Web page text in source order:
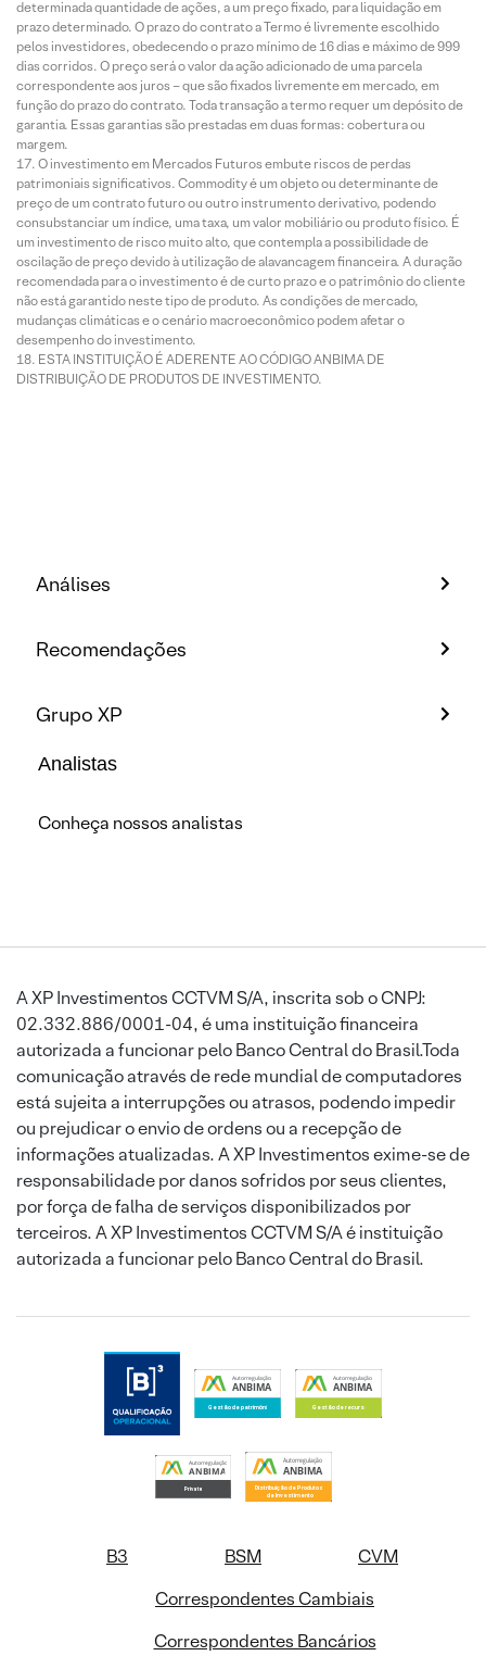
determinada quantidade de ações, a um preço fixado, para liquidação em
prazo determinado. O prazo do contrato a Termo é livremente escolhido
pelos investidores, obedecendo o prazo mínimo de 16 dias e máximo de 999
dias corridos. O preço será o valor da ação adicionado de uma parcela
correspondente aos juros – que são fixados livremente em mercado, em
função do prazo do contrato. Toda transação a termo requer um depósito de
garantia. Essas garantias são prestadas em duas formas: cobertura ou
margem.
O investimento em Mercados Futuros embute riscos de perdas
patrimoniais significativos. Commodity é um objeto ou determinante de
preço de um contrato futuro ou outro instrumento derivativo, podendo
consubstanciar um índice, uma taxa, um valor mobiliário ou produto físico. É
um investimento de risco muito alto, que contempla a possibilidade de
oscilação de preço devido à utilização de alavancagem financeira. A duração
recomendada para o investimento é de curto prazo e o patrimônio do cliente
não está garantido neste tipo de produto. As condições de mercado,
mudanças climáticas e o cenário macroeconômico podem afetar o
desempenho do investimento.
ESTA INSTITUIÇÃO É ADERENTE AO CÓDIGO ANBIMA DE
DISTRIBUIÇÃO DE PRODUTOS DE INVESTIMENTO.
Análises
Recomendações
Grupo XP
Analistas
Conheça nossos analistas
A XP Investimentos CCTVM S/A, inscrita sob o CNPJ:
02.332.886/0001-04, é uma instituição financeira
autorizada a funcionar pelo Banco Central do Brasil.Toda
comunicação através de rede mundial de computadores
está sujeita a interrupções ou atrasos, podendo impedir
ou prejudicar o envio de ordens ou a recepção de
informações atualizadas. A XP Investimentos exime-se de
responsabilidade por danos sofridos por seus clientes,
por força de falha de serviços disponibilizados por
terceiros. A XP Investimentos CCTVM S/A é instituição
autorizada a funcionar pelo Banco Central do Brasil.
B3 BSM
CVM
Correspondentes Cambiais
Correspondentes Bancários